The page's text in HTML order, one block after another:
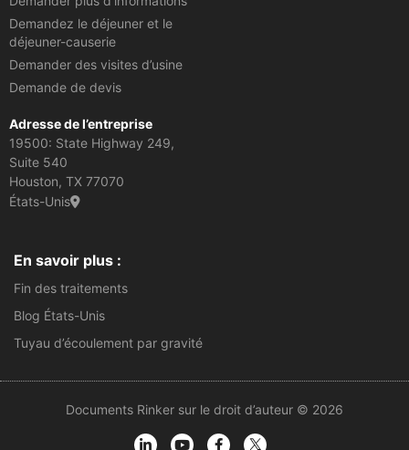
Demandez le déjeuner et le
déjeuner-causerie
Demander des visites d’usine
Demande de devis
Adresse de l’entreprise
19500: State Highway 249,
Suite 540
Houston, TX 77070
États-Unis
En savoir plus :
Fin des traitements
Blog États-Unis
Tuyau d’écoulement par gravité
Documents Rinker sur le droit d’auteur © 2026